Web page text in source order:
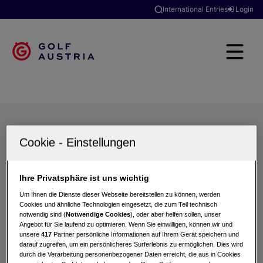
International Entries Login
Turniere
Ihre Privatsphäre ist uns wichtig
Um Ihnen die Dienste dieser Webseite bereitstellen zu können, werden
Cookies und ähnliche Technologien eingesetzt, die zum Teil technisch
notwendig sind (Notwendige Cookies), oder aber helfen sollen, unser
Angebot für Sie laufend zu optimieren. Wenn Sie einwilligen, können wir und
unsere417 Partner persönliche Informationen auf Ihrem Gerät speichern und
darauf zugreifen, um ein persönlicheres Surferlebnis zu ermöglichen. Dies wird
durch die Verarbeitung personenbezogener Daten erreicht, die aus in Cookies